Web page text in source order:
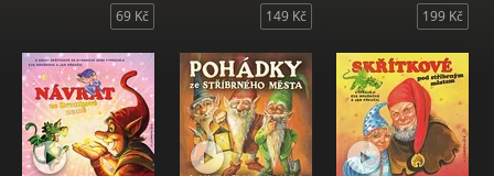
69 Kč 149 Kč 199 Kč